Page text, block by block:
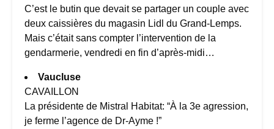
C’est le butin que devait se partager un couple avec
deux caissières du magasin Lidl du Grand-Lemps.
Mais c’était sans compter l’intervention de la
gendarmerie, vendredi en fin d’après-midi…
Vaucluse
CAVAILLON
La présidente de Mistral Habitat: “À la 3e agression,
je ferme l’agence de Dr-Ayme !”